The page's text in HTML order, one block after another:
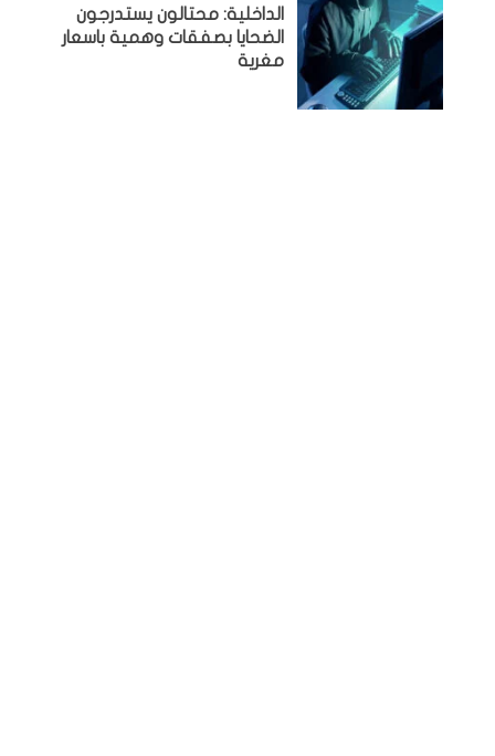
الداخلية: محتالون يستدرجون
الضحايا بصفقات وهمية باسعار
مغرية